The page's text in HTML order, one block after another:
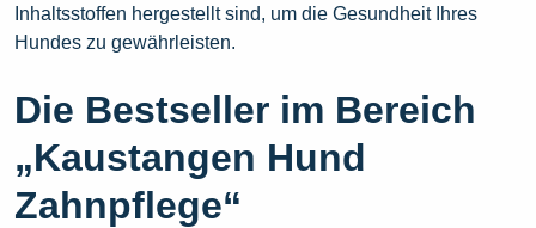
Inhaltsstoffen hergestellt sind, um die Gesundheit Ihres
Hundes zu gewährleisten.
Die Bestseller im Bereich
„Kaustangen Hund
Zahnpflege“